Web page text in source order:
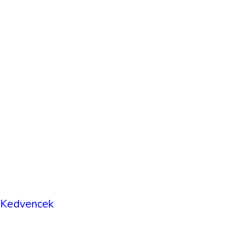
Kedvencek